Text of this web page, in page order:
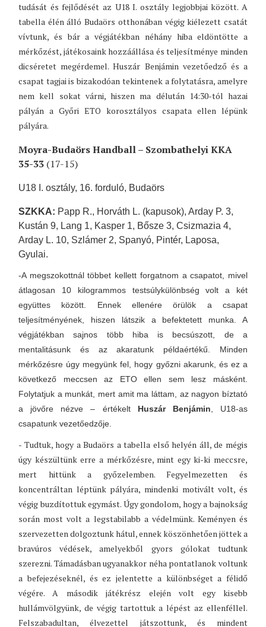
tudását és fejlődését az U18 I. osztály legjobbjai között. A
tabella élén álló Budaörs otthonában végig kiélezett csatát
vívtunk, és bár a végjátékban néhány hiba eldöntötte a
mérkőzést, játékosaink hozzáállása és teljesítménye minden
dicséretet megérdemel. Huszár Benjámin vezetőedző és a
csapat tagjai is bizakodóan tekintenek a folytatásra, amelyre
nem kell sokat várni, hiszen ma délután 14:30-tól hazai
pályán a Győri ETO korosztályos csapata ellen lépünk
pályára.
Moyra-Budaörs Handball – Szombathelyi KKA
35-33 (17-15)
U18 I. osztály, 16. forduló, Budaörs
SZKKA: Papp R., Horváth L. (kapusok), Arday P. 3,
Kustán 9, Lang 1, Kasper 1, Bősze 3, Csizmazia 4,
Arday L. 10, Szlámer 2, Spanyó, Pintér, Laposa,
Gyulai.
-A megszokottnál többet kellett forgatnom a csapatot, mivel
átlagosan 10 kilogrammos testsúlykülönbség volt a két
együttes között. Ennek ellenére örülök a csapat
teljesítményének, hiszen látszik a befektetett munka. A
végjátékban sajnos több hiba is becsúszott, de a
mentalitásunk és az akaratunk példaértékű. Minden
mérkőzésre úgy megyünk fel, hogy győzni akarunk, és ez a
következő meccsen az ETO ellen sem lesz másként.
Folytatjuk a munkát, mert amit ma láttam, az nagyon bíztató
a jövőre nézve – értékelt Huszár Benjámin, U18-as
csapatunk vezetőedzője.
- Tudtuk, hogy a Budaörs a tabella első helyén áll, de mégis
úgy készültünk erre a mérkőzésre, mint egy ki-ki meccsre,
mert hittünk a győzelemben. Fegyelmezetten és
koncentráltan léptünk pályára, mindenki motivált volt, és
végig buzdítottuk egymást. Úgy gondolom, hogy a bajnokság
során most volt a legstabilabb a védelmünk. Keményen és
szervezetten dolgoztunk hátul, ennek köszönhetően jöttek a
bravúros védések, amelyekből gyors gólokat tudtunk
szerezni. Támadásban ugyanakkor néha pontatlanok voltunk
a befejezéseknél, és ez jelentette a különbséget a félidő
végére. A második játékrész elején volt egy kisebb
hullámvölgyünk, de végig tartottuk a lépést az ellenféllel.
Felszabadultan, élvezettel játszottunk, és mindent